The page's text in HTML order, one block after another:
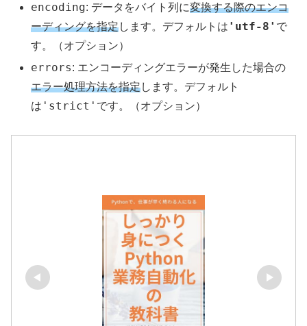
encoding: データをバイト列に変換する際のエンコ
ーディングを指定します。デフォルトは 'utf-8' で
す。（オプション）
errors: エンコーディングエラーが発生した場合の
エラー処理方法を指定します。デフォルト
は 'strict' です。（オプション）